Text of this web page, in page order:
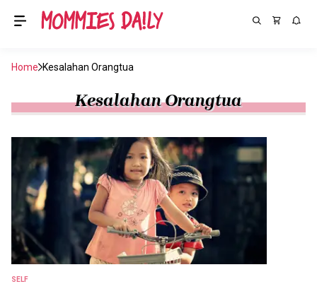
Home Kesalahan Orangtua
Kesalahan Orangtua
SELF